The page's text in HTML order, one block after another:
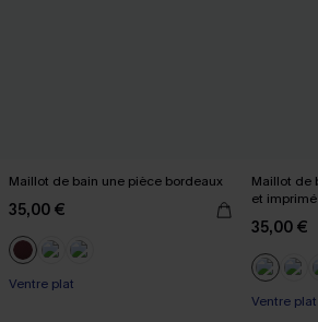
Maillot de bain une pièce bordeaux
35,00 €
Ventre plat
Maillot de
et
35,00 €
Ventre plat